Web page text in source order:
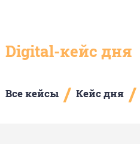
Digital-кейс дня
Все кейсы / Кейс дня /